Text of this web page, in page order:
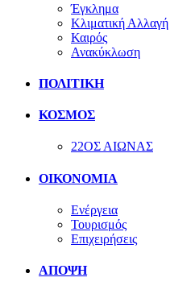
Έγκλημα
Κλιματική Αλλαγή
Καιρός
Ανακύκλωση
ΠΟΛΙΤΙΚΗ
ΚΟΣΜΟΣ
22ΟΣ ΑΙΩΝΑΣ
ΟΙΚΟΝΟΜΙΑ
Ενέργεια
Τουρισμός
Επιχειρήσεις
ΑΠΟΨΗ